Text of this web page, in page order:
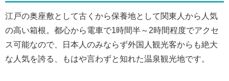
江戸の奥座敷として古くから保養地として関東人から人気
の高い箱根。都心から電車で1時間半～2時間程度でアクセ
ス可能なので、日本人のみならず外国人観光客からも絶大
な人気を誇る、もはや言わずと知れた温泉観光地です。